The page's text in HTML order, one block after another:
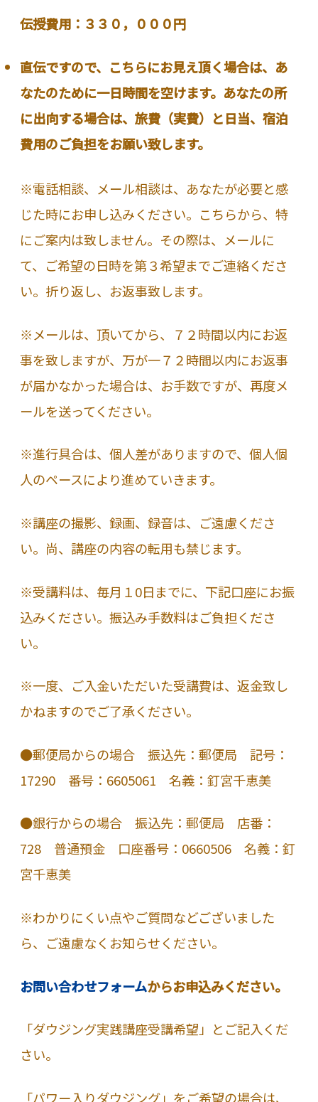
伝授費用：３３０，０００円
直伝ですので、こちらにお見え頂く場合は、あ
なたのために一日時間を空けます。あなたの所
に出向する場合は、旅費（実費）と日当、宿泊
費用のご負担をお願い致します。
※電話相談、メール相談は、あなたが必要と感
じた時にお申し込みください。こちらから、特
にご案内は致しません。その際は、メールに
て、ご希望の日時を第３希望までご連絡くださ
い。折り返し、お返事致します。
※メールは、頂いてから、７２時間以内にお返
事を致しますが、万が一７２時間以内にお返事
が届かなかった場合は、お手数ですが、再度メ
ールを送ってください。
※進行具合は、個人差がありますので、個人個
人のペースにより進めていきます。
※講座の撮影、録画、録音は、ご遠慮くださ
い。尚、講座の内容の転用も禁じます。
※受講料は、毎月１0日までに、下記口座にお振
込みください。振込み手数料はご負担くださ
い。
※一度、ご入金いただいた受講費は、返金致し
かねますのでご了承ください。
●郵便局からの場合 振込先：郵便局 記号：
17290 番号：6605061 名義：釘宮千恵美
●銀行からの場合 振込先：郵便局 店番：
728 普通預金 口座番号：0660506 名義：釘
宮千恵美
※わかりにくい点やご質問などございました
ら、ご遠慮なくお知らせください。
お問い合わせフォームからお申込みください。
「ダウジング実践講座受講希望」とご記入くだ
さい。
「パワー入りダウジング」をご希望の場合は、